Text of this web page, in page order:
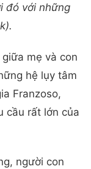
đó với những
mẹ và con
hệ lụy tâm
Franzoso,
cầu rất lớn của
người con